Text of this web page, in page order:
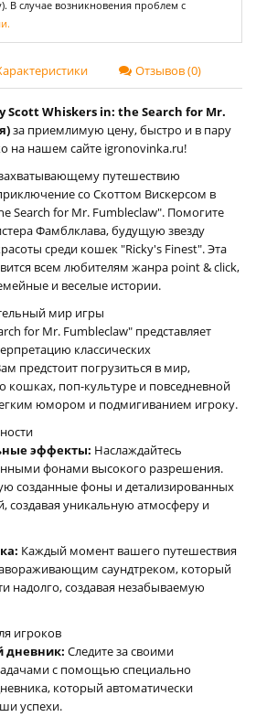
В случае возникновения проблем с
Отзывов (0)
Scott Whiskers in: the Search for Mr.
за приемлимую цену, быстро и в пару
на нашем сайте igronovinka.ru!
путешествию
со Скоттом Вискерсом в
Search for Mr. Fumbleclaw". Помогите
Фамблклава, будущую звезду
среди кошек "Ricky's Finest". Эта
всем любителям жанра point & click,
и веселые истории.
мир игры
for Mr. Fumbleclaw" представляет
классических
предстоит погрузиться в мир,
кошках, поп-культуре и повседневной
юмором и подмигиванием игроку.
эффекты: Наслаждайтесь
фонами высокого разрешения.
созданные фоны и детализированных
создавая уникальную атмосферу и
Каждый момент вашего путешествия
саундтреком, который
надолго, создавая незабываемую
игроков
дневник: Следите за своими
с помощью специально
который автоматически
успехи.